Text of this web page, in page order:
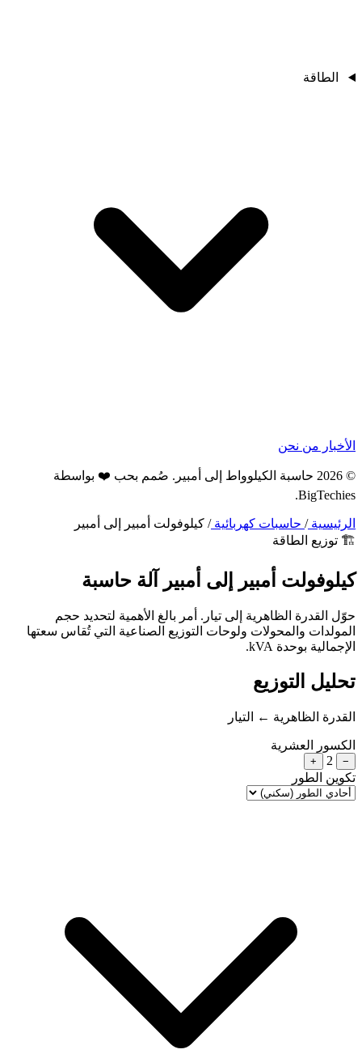
الطاقة
الأخبار من نحن
© 2026 حاسبة الكيلوواط إلى أمبير. صُمم بحب ❤️ بواسطة
BigTechies
.
الرئيسية/ حاسبات كهربائية/ كيلوفولت أمبير إلى أمبير
🏗️ توزيع الطاقة
كيلوفولت أمبير إلى أمبير آلة حاسبة
حوّل القدرة الظاهرية إلى تيار. أمر بالغ الأهمية لتحديد حجم
المولدات والمحولات ولوحات التوزيع الصناعية التي تُقاس سعتها
الإجمالية بوحدة kVA.
تحليل التوزيع
القدرة الظاهرية ← التيار
الكسور العشرية
−
2
+
تكوين الطور